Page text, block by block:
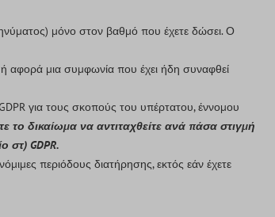
μόνο στον βαθμό που έχετε δώσει. Ο
αφορά μια συμφωνία που έχει ήδη συναφθεί
για τους σκοπούς του υπέρτατου, έννομου
το δικαίωμα να αντιταχθείτε ανά πάσα στιγμή
στ) GDPR.
περιόδους διατήρησης, εκτός εάν έχετε